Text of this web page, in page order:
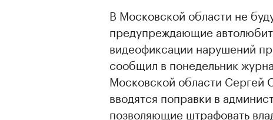
В Московской области не
предупреждающие
видеофиксации нарушений
сообщил в понедельник
Московской области Сергей
вводятся поправки в
позволяющие штрафовать